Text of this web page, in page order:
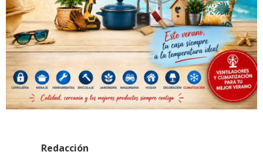
Redacción